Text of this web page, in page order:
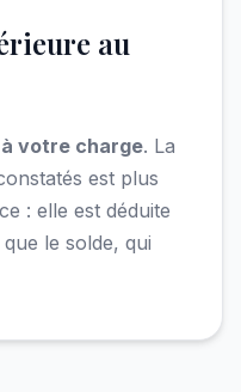
au
votre charge. La
est plus
: elle est déduite
le solde, qui